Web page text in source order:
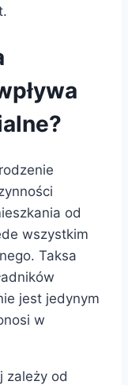
od
wszystkim
Taksa
jest jedynym
w
zależy od